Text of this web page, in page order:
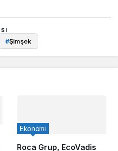
#Şimşek
Roca Grup, EcoVadis
Ekonomi